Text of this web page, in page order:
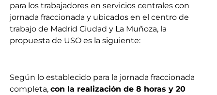
para los trabajadores en servicios centrales con
jornada fraccionada y ubicados en el centro de
trabajo de Madrid Ciudad y La Muñoza, la
propuesta de USO es la siguiente:
Según lo establecido para la jornada fraccionada
completa, con la realización de 8 horas y 20